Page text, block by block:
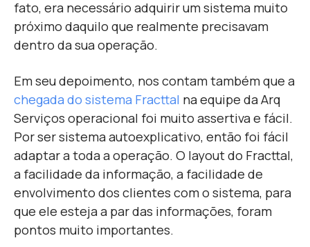
fato, era necessário adquirir um sistema muito
próximo daquilo que realmente precisavam
dentro da sua operação.
Em seu depoimento, nos contam também que a
chegada do sistema Fracttal na equipe da Arq
Serviços operacional foi muito assertiva e fácil.
Por ser sistema autoexplicativo, então foi fácil
adaptar a toda a operação. O layout do Fracttal,
a facilidade da informação, a facilidade de
envolvimento dos clientes com o sistema, para
que ele esteja a par das informações, foram
pontos muito importantes.